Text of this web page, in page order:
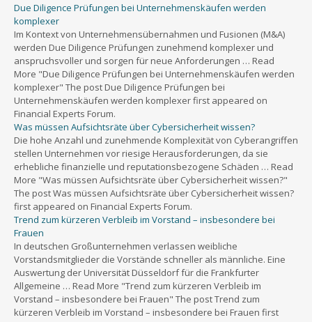
Due Diligence Prüfungen bei Unternehmenskäufen werden
komplexer
Im Kontext von Unternehmensübernahmen und Fusionen (M&A)
werden Due Diligence Prüfungen zunehmend komplexer und
anspruchsvoller und sorgen für neue Anforderungen … Read
More "Due Diligence Prüfungen bei Unternehmenskäufen werden
komplexer" The post Due Diligence Prüfungen bei
Unternehmenskäufen werden komplexer first appeared on
Financial Experts Forum.
Was müssen Aufsichtsräte über Cybersicherheit wissen?
Die hohe Anzahl und zunehmende Komplexität von Cyberangriffen
stellen Unternehmen vor riesige Herausforderungen, da sie
erhebliche finanzielle und reputationsbezogene Schäden … Read
More "Was müssen Aufsichtsräte über Cybersicherheit wissen?"
The post Was müssen Aufsichtsräte über Cybersicherheit wissen?
first appeared on Financial Experts Forum.
Trend zum kürzeren Verbleib im Vorstand – insbesondere bei
Frauen
In deutschen Großunternehmen verlassen weibliche
Vorstandsmitglieder die Vorstände schneller als männliche. Eine
Auswertung der Universität Düsseldorf für die Frankfurter
Allgemeine … Read More "Trend zum kürzeren Verbleib im
Vorstand – insbesondere bei Frauen" The post Trend zum
kürzeren Verbleib im Vorstand – insbesondere bei Frauen first